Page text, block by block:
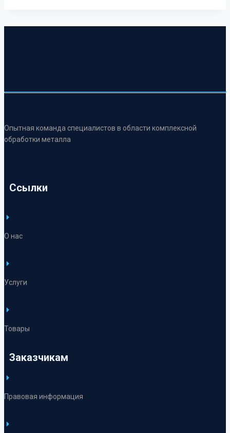
Опытная команда специалистов в области комплексной
обработки металла
Ссылки
О нас
Услуги
Товары
Заказчикам
Правовая информация